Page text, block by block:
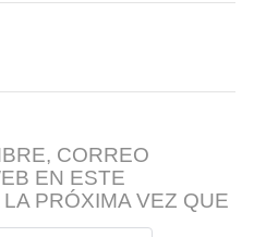
CORREO
EN ESTE
PRÓXIMA VEZ QUE